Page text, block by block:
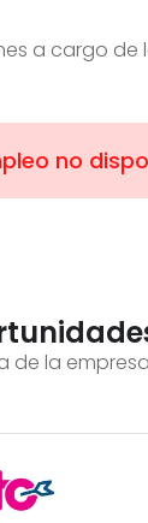
a cargo de
no
de la